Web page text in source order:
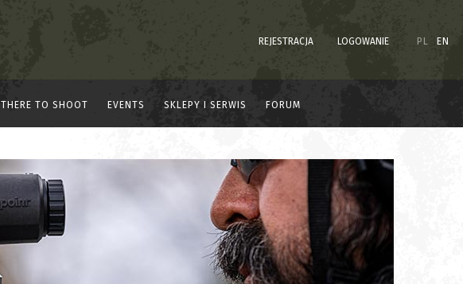
REJESTRACJA LOGOWANIE PL EN
THERE TO SHOOT EVENTS SKLEPY I SERWIS FORUM